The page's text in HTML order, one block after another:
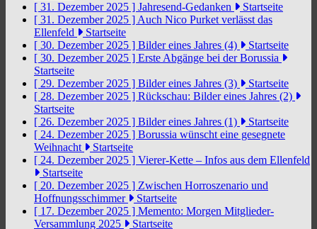
[ 31. Dezember 2025 ] Jahresend-Gedanken
Startseite
[ 31. Dezember 2025 ] Auch Nico Purket verlässt das
Ellenfeld
Startseite
[ 30. Dezember 2025 ] Bilder eines Jahres (4)
Startseite
[ 30. Dezember 2025 ] Erste Abgänge bei der Borussia
Startseite
[ 29. Dezember 2025 ] Bilder eines Jahres (3)
Startseite
[ 28. Dezember 2025 ] Rückschau: Bilder eines Jahres (2)
Startseite
[ 26. Dezember 2025 ] Bilder eines Jahres (1)
Startseite
[ 24. Dezember 2025 ] Borussia wünscht eine gesegnete
Weihnacht
Startseite
[ 24. Dezember 2025 ] Vierer-Kette – Infos aus dem Ellenfeld
Startseite
[ 20. Dezember 2025 ] Zwischen Horroszenario und
Hoffnungsschimmer
Startseite
[ 17. Dezember 2025 ] Memento: Morgen Mitglieder-
Versammlung 2025
Startseite